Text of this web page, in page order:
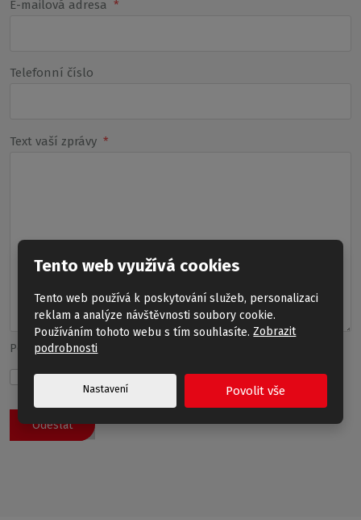
E-mailová adresa *
Telefonní číslo
Text vaší zprávy *
Položky označené hvězdičkou (
Odeslat
Souhlasím se zpracovánímosobních údajů.
Formulář
se
nepodařilo
Tento web využívá cookies
Tento web používá k poskytování služeb, personalizaci
reklam a analýze návštěvnosti soubory cookie.
Používáním tohoto webu s tím souhlasíte.Zobrazit
podrobnosti
Nastavení Povolit vše